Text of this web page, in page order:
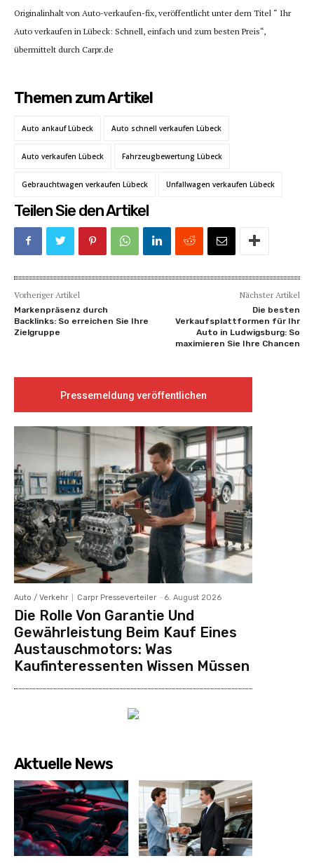
Originalinhalt von Auto-verkaufen-fix, veröffentlicht unter dem Titel “ Ihr
Auto verkaufen in Lübeck: Schnell, einfach und zum besten Preis“,
übermittelt durch Carpr.de
Themen zum Artikel
Auto ankauf Lübeck Auto schnell verkaufen Lübeck
Auto verkaufen Lübeck Fahrzeugbewertung Lübeck
Gebrauchtwagen verkaufen Lübeck Unfallwagen verkaufen Lübeck
Teilen Sie den Artikel
Vorheriger Artikel
Markenpräsenz durch
Backlinks: So erreichen Sie Ihre
Zielgruppe
Nächster Artikel
Die besten
Verkaufsplattformen für Ihr
Auto in Ludwigsburg: So
maximieren Sie Ihre Chancen
Pressemeldung veröffentlichen
Auto / Verkehr Carpr Presseverteiler - 6. August 2026
Die Rolle Von Garantie Und
Gewährleistung Beim Kauf Eines
Austauschmotors: Was
Kaufinteressenten Wissen Müssen
Aktuelle News